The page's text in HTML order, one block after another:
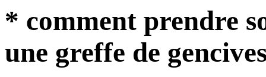
* comment prendre
une greffe de